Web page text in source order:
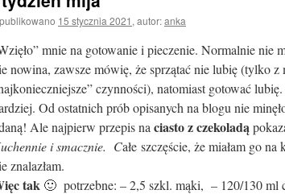
15 stycznia 2021 , autor:anka
mnie na gotowanie i pieczenie. Normalnie
nowina, zawsze mówię, że sprzątać nie lubię (tylko
czynności), natomiast gotować
Od ostatnich prób opisanych na blogu nie
Ale najpierw przepis na ciasto z czekoladą
i smacznie. Całe szczęście, że miałam go
znalazłam.
tak 🙂 potrzebne: – 2,5 szkl. mąki, – 120/130 ml